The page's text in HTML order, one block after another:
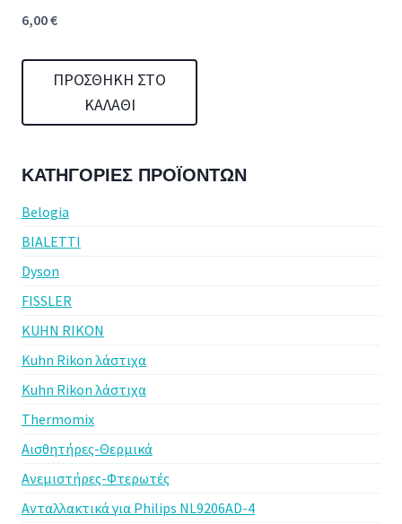
6,00€
ΠΡΟΣΘΉΚΗ ΣΤΟ
ΚΑΛΆΘΙ
ΚΑΤΗΓΟΡΊΕΣ ΠΡΟΪΌΝΤΩΝ
Belogia
BIALETTI
Dyson
FISSLER
KUHN RIKON
Kuhn Rikon λάστιχα
Kuhn Rikon λάστιχα
Thermomix
Αισθητήρες-Θερμικά
Ανεμιστήρες-Φτερωτές
Ανταλλακτικά για Philips NL9206AD-4